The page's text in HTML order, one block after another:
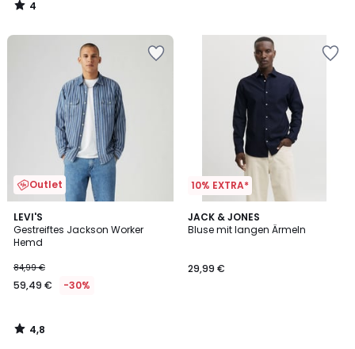
4
/
Outlet
LEVI'S
Gestreiftes Jackson Worker
Hemd
84,99 €
59,49 € -30%
4,8
/ 5
4,8
/
10% EXTRA*
JACK & JONES
Bluse mit langen Ärmeln
29,99 €